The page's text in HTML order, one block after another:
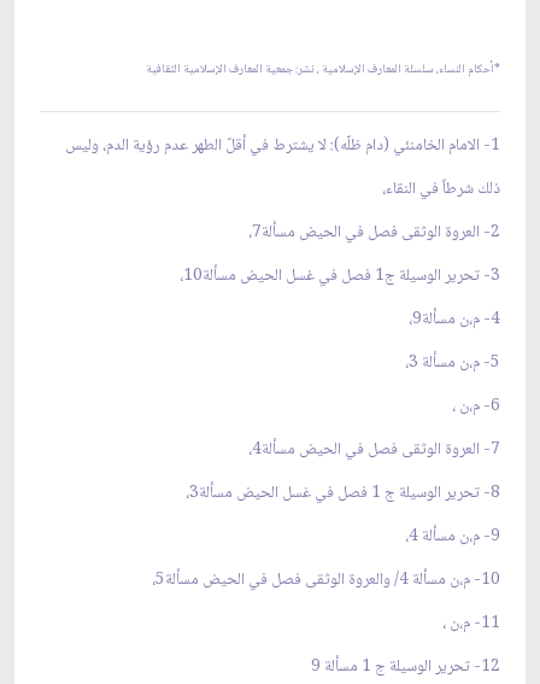
*أحكام النساء، سلسلة المعارف الإسلامية ،نشر: جمعية المعارف الإسلامية الثقافية
1- الامام الخامنئي (دام ظلّه): لا يشترط في أقلّ الطهر عدم رؤية الدم، وليس
ذلك شرطاً في النقاء،
2- العروة الوثقى فصل في الحيض مسألة7،
3- تحرير الوسيلة ج1 فصل في غسل الحيض مسألة10،
4- م،ن مسألة9،
5- م،ن مسألة 3،
6- م،ن ،
7- العروة الوثقى فصل في الحيض مسألة4،
8- تحرير الوسيلة ج 1 فصل في غسل الحيض مسألة3،
9- م،ن مسألة 4،
10- م،ن مسألة 4/ والعروة الوثقى فصل في الحيض مسألة5،
11- م،ن ،
12- تحرير الوسيلة ج 1 مسألة 9